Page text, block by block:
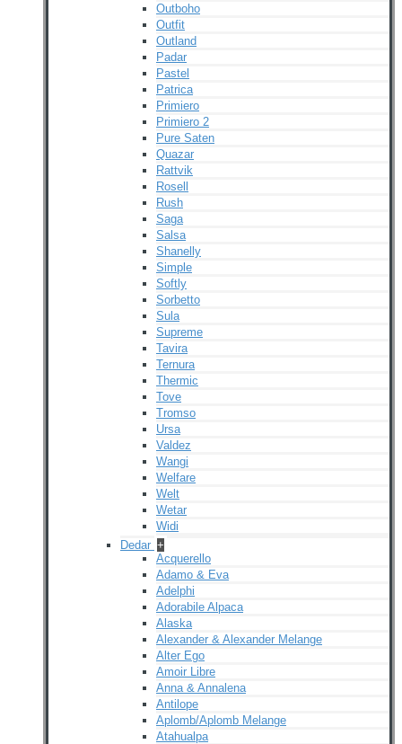
Outboho
Outfit
Outland
Padar
Pastel
Patrica
Primiero
Primiero 2
Pure Saten
Quazar
Rattvik
Rosell
Rush
Saga
Salsa
Shanelly
Simple
Softly
Sorbetto
Sula
Supreme
Tavira
Ternura
Thermic
Tove
Tromso
Ursa
Valdez
Wangi
Welfare
Welt
Wetar
Widi
Dedar +
Acquerello
Adamo & Eva
Adelphi
Adorabile Alpaca
Alaska
Alexander & Alexander Melange
Alter Ego
Amoir Libre
Anna & Annalena
Antilope
Aplomb/Aplomb Melange
Atahualpa